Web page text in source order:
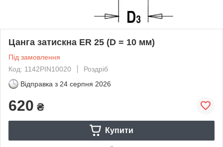
Цанга затискна ER 25 (D = 10 мм)
Під замовлення
Код: 1142PIN10020
Роздріб
Відправка з 24 серпня 2026
620 ₴
Купити